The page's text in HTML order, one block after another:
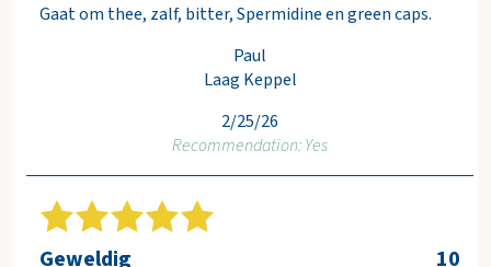
Paul
Laag Keppel
2/25/26
Recommendation: Yes
Gaat om thee, zalf, bitter, Spermidine en green caps.
Geweldig 10